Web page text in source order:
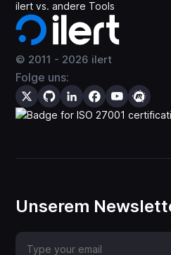
© 2011 - 2026 ilert
Folge uns:
ilert vs. andere Tools
Unserem